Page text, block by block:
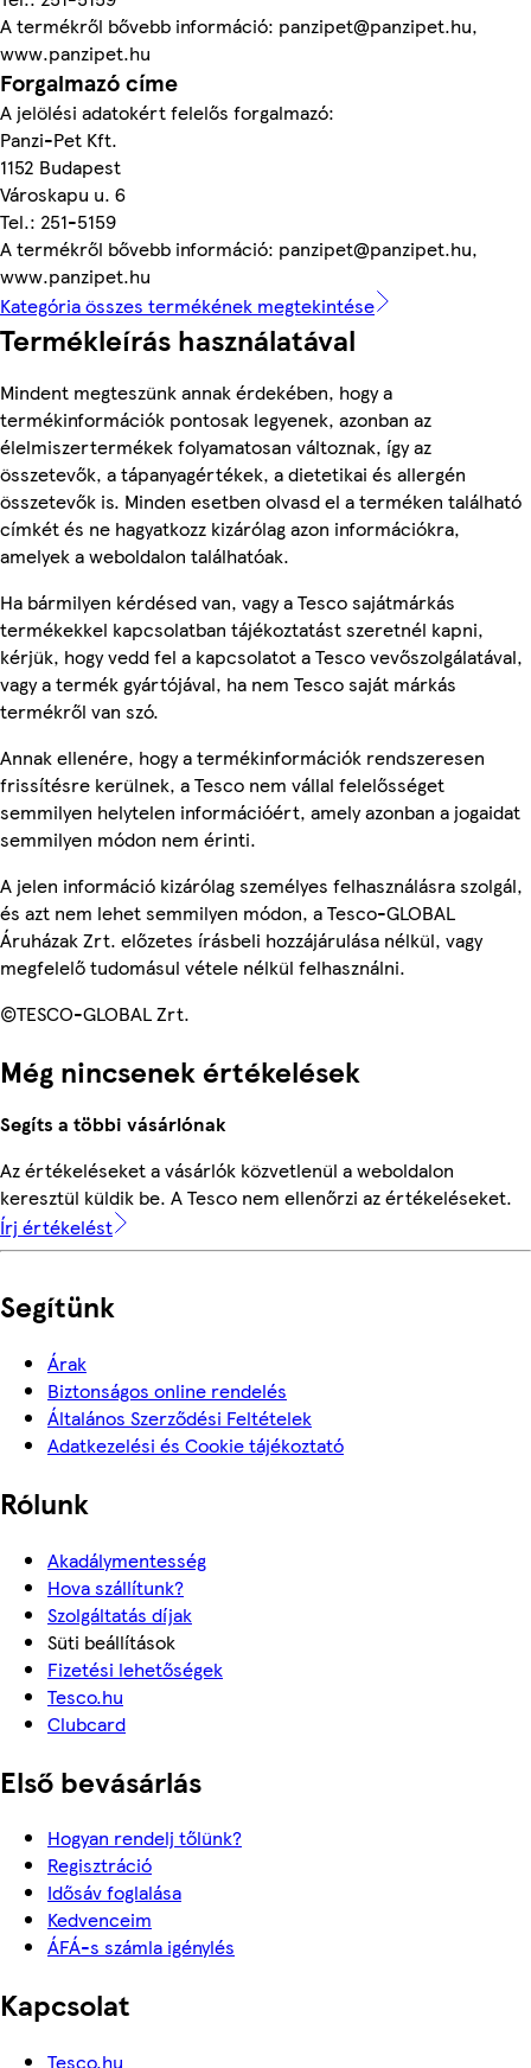
A termékről bővebb információ: panzipet@panzipet.hu,
www.panzipet.hu
Forgalmazó címe
A jelölési adatokért felelős forgalmazó:
Panzi-Pet Kft.
1152 Budapest
Városkapu u. 6
Tel.: 251-5159
A termékről bővebb információ: panzipet@panzipet.hu,
www.panzipet.hu
Kategória összes termékének megtekintése
Termékleírás használatával
Mindent megteszünk annak érdekében, hogy a
termékinformációk pontosak legyenek, azonban az
élelmiszertermékek folyamatosan változnak, így az
összetevők, a tápanyagértékek, a dietetikai és allergén
összetevők is. Minden esetben olvasd el a terméken található
címkét és ne hagyatkozz kizárólag azon információkra,
amelyek a weboldalon találhatóak.
Ha bármilyen kérdésed van, vagy a Tesco sajátmárkás
termékekkel kapcsolatban tájékoztatást szeretnél kapni,
kérjük, hogy vedd fel a kapcsolatot a Tesco vevőszolgálatával,
vagy a termék gyártójával, ha nem Tesco saját márkás
termékről van szó.
Annak ellenére, hogy a termékinformációk rendszeresen
frissítésre kerülnek, a Tesco nem vállal felelősséget
semmilyen helytelen információért, amely azonban a jogaidat
semmilyen módon nem érinti.
A jelen információ kizárólag személyes felhasználásra szolgál,
és azt nem lehet semmilyen módon, a Tesco-GLOBAL
Áruházak Zrt. előzetes írásbeli hozzájárulása nélkül, vagy
megfelelő tudomásul vétele nélkül felhasználni.
©TESCO-GLOBAL Zrt.
Még nincsenek értékelések
Segíts a többi vásárlónak
Az értékeléseket a vásárlók közvetlenül a weboldalon
keresztül küldik be. A Tesco nem ellenőrzi az értékeléseket.
Írj értékelést
Segítünk
Árak
Biztonságos online rendelés
Általános Szerződési Feltételek
Adatkezelési és Cookie tájékoztató
Rólunk
Akadálymentesség
Hova szállítunk?
Szolgáltatás díjak
Süti beállítások
Fizetési lehetőségek
Tesco.hu
Clubcard
Első bevásárlás
Hogyan rendelj tőlünk?
Regisztráció
Idősáv foglalása
Kedvenceim
ÁFÁ-s számla igénylés
Kapcsolat
Tesco.hu